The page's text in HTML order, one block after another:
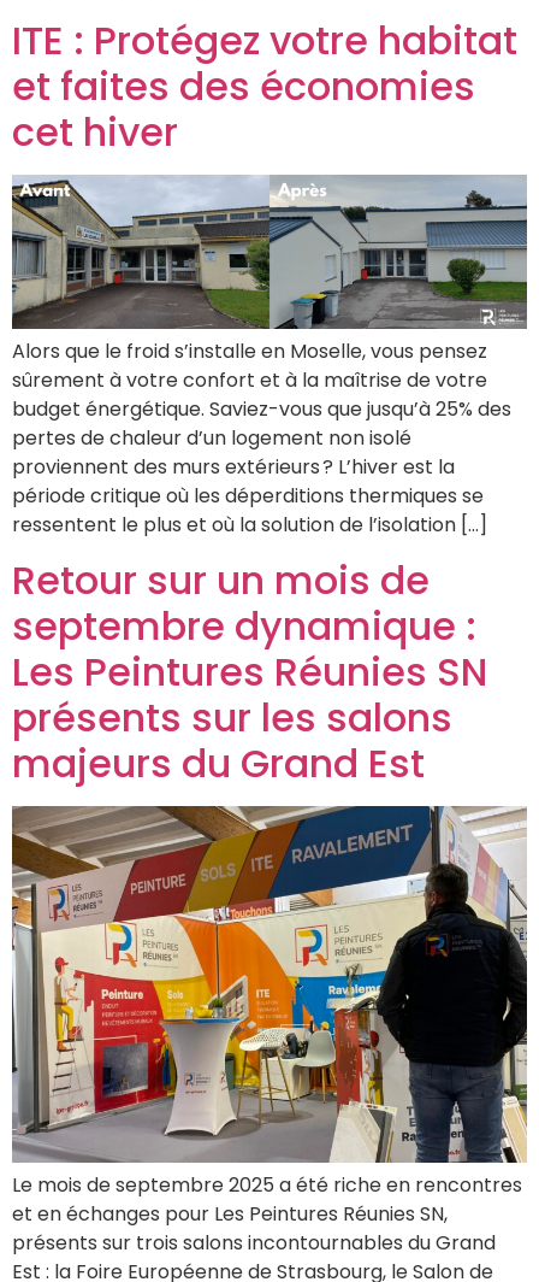
ITE : Protégez votre habitat
et faites des économies
cet hiver
Alors que le froid s’installe en Moselle, vous pensez
sûrement à votre confort et à la maîtrise de votre
budget énergétique. Saviez-vous que jusqu’à 25% des
pertes de chaleur d’un logement non isolé
proviennent des murs extérieurs ? L’hiver est la
période critique où les déperditions thermiques se
ressentent le plus et où la solution de l’isolation […]
Retour sur un mois de
septembre dynamique :
Les Peintures Réunies SN
présents sur les salons
majeurs du Grand Est
Le mois de septembre 2025 a été riche en rencontres
et en échanges pour Les Peintures Réunies SN,
présents sur trois salons incontournables du Grand
Est : la Foire Européenne de Strasbourg, le Salon de